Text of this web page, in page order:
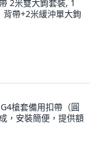
2米雙大鉤套裝, 1
背帶+2米緩沖單大鉤
槍套備用扣帶（圓
，安裝簡便，提供額